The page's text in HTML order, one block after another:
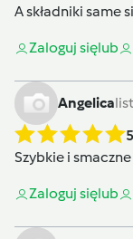
A składniki same
Zaloguj sięlub
Angelica
Szybkie i
Zaloguj sięlub